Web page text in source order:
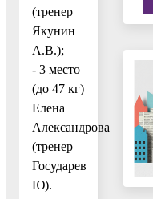
(тренер
Якунин
А.В.);
- 3 место
(до 47 кг)
Елена
Александрова
(тренер
Государев
Ю).